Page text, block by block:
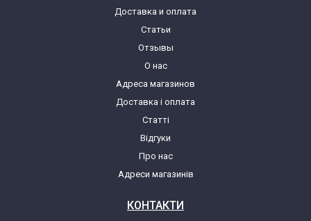
Доставка и оплата
Статьи
Отзывы
О нас
Адреса магазинов
Доставка і оплата
Статті
Відгуки
Про нас
Адреси магазинів
КОНТАКТИ